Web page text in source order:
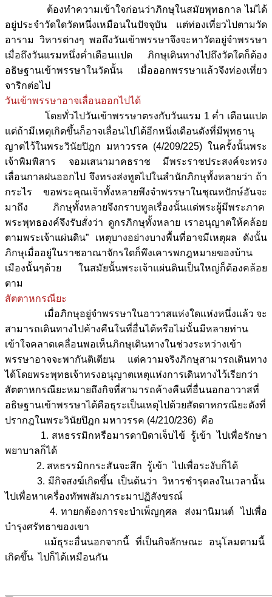
ต้องทำความเข้าใจก่อนว่าภิกษุในสมัยพุทธกาล ไม่ได้
อยู่ประจำวัดใดวัดหนึ่งเหมือนในปัจจุบัน แต่ท่องเที่ยวไปตามวัด
อาราม วิหารต่างๆ พอถึงวันเข้าพรรษาจึงจะหาวัดอยู่จำพรรษา
เมื่อถึงวันแรมหนึ่งค่ำเดือนแปด ภิกษุเดินทางไปถึงวัดใดก็ต้อง
อธิษฐานเข้าพรรษาในวัดนั้น เมื่อออกพรรษาแล้วจึงท่องเที่ยว
จาริกต่อไป
วันเข้าพรรษาอาจเลื่อนออกไปได้
โดยทั่วไปวันเข้าพรรษาตรงกับวันแรม 1 ค่ำ เดือนแปด
แต่ถ้ามีเหตุเกิดขึ้นก็อาจเลื่อนไปได้อีกหนึ่งเดือนดังที่มีพุทธานุ
ญาตไว้ในพระวินัยปิฎก มหาวรรค (4/209/225) ในครั้งนั้นพระ
เจ้าพิมพิสาร จอมเสนามาคธราช มีพระราชประสงค์จะทรง
เลื่อนกาลฝนออกไป จึงทรงส่งทูตไปในสำนักภิกษุทั้งหลายว่า ถ้า
กระไร ขอพระคุณเจ้าทั้งหลายพึงจำพรรษาในชุณหปักษ์อันจะ
มาถึง ภิกษุทั้งหลายจึงกราบทูลเรื่องนั้นแด่พระผู้มีพระภาค
พระพุทธองค์จึงรับสั่งว่า ดูกรภิกษุทั้งหลาย เราอนุญาตให้คล้อย
ตามพระเจ้าแผ่นดิน” เหตุบางอย่างบางพื้นที่อาจมีเหตุผล ดังนั้น
ภิกษุเมื่ออยู่ในราชอาณาจักรใดก็พึงเคารพกฎหมายของบ้าน
เมืองนั้นๆด้วย ในสมัยนั้นพระเจ้าแผ่นดินเป็นใหญ่ก็ต้องคล้อย
ตาม
สัตตาหกรณียะ
เมื่อภิกษุอยู่จำพรรษาในอาวาสแห่งใดแห่งหนึ่งแล้ว จะ
สามารถเดินทางไปค้างคืนในที่อื่นได้หรือไม่นั้นมีหลายท่าน
เข้าใจคลาดเคลื่อนพอเห็นภิกษุเดินทางในช่วงระหว่างเข้า
พรรษาอาจจะพากันติเตียน แต่ความจริงภิกษุสามารถเดินทาง
ได้โดยพระพุทธเจ้าทรงอนุญาตเหตุแห่งการเดินทางไว้เรียกว่า
สัตตาหกรณียะหมายถึงกิจที่สามารถค้างคืนที่อื่นนอกอาวาสที่
อธิษฐานเข้าพรรษาได้คือธุระเป็นเหตุไปด้วยสัตตาหกรณียะดังที่
ปรากฎในพระวินัยปิฎก มหาวรรค (4/210/236) คือ
1. สหธรรมิกหรือมารดาบิดาเจ็บไข้ รู้เข้า ไปเพื่อรักษา
พยาบาลก็ได้
2. สหธรรมิกกระสันจะสึก รู้เข้า ไปเพื่อระงับก็ได้
3. มีกิจสงฆ์เกิดขึ้น เป็นต้นว่า วิหารชำรุดลงในเวลานั้น
ไปเพื่อหาเครื่องทัพพสัมภาระมาปฏิสังขรณ์
4. ทายกต้องการจะบำเพ็ญกุศล ส่งมานิมนต์ ไปเพื่อ
บำรุงศรัทธาของเขา
แม้ธุระอื่นนอกจากนี้ ที่เป็นกิจลักษณะ อนุโลมตามนี้
เกิดขึ้น ไปก็ได้เหมือนกัน